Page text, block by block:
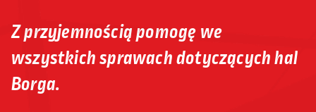
Z przyjemnością pomogę we
wszystkich sprawach dotyczących hal
Borga.